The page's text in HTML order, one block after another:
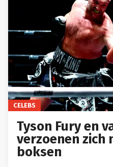
CELEBS
Tyson Fury en
verzoenen zich
boksen